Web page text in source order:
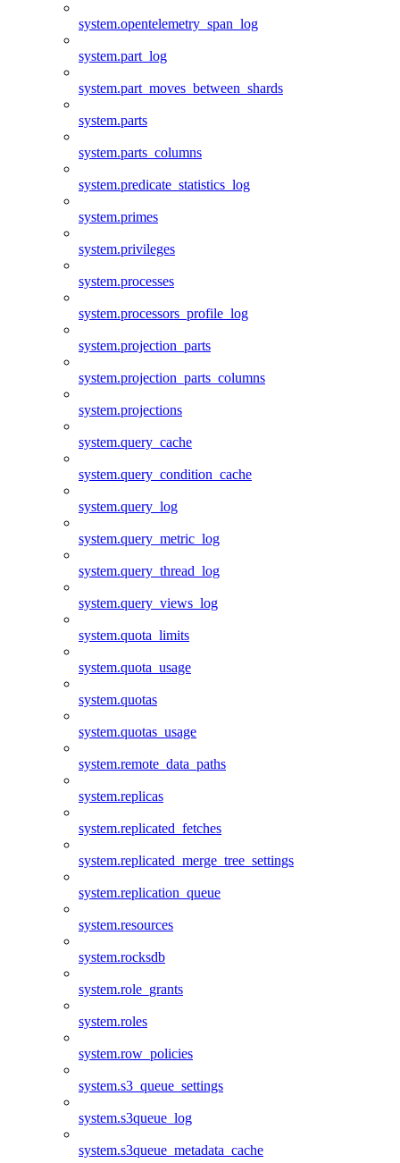
system.opentelemetry_span_log
system.part_log
system.part_moves_between_shards
system.parts
system.parts_columns
system.predicate_statistics_log
system.primes
system.privileges
system.processes
system.processors_profile_log
system.projection_parts
system.projection_parts_columns
system.projections
system.query_cache
system.query_condition_cache
system.query_log
system.query_metric_log
system.query_thread_log
system.query_views_log
system.quota_limits
system.quota_usage
system.quotas
system.quotas_usage
system.remote_data_paths
system.replicas
system.replicated_fetches
system.replicated_merge_tree_settings
system.replication_queue
system.resources
system.rocksdb
system.role_grants
system.roles
system.row_policies
system.s3_queue_settings
system.s3queue_log
system.s3queue_metadata_cache